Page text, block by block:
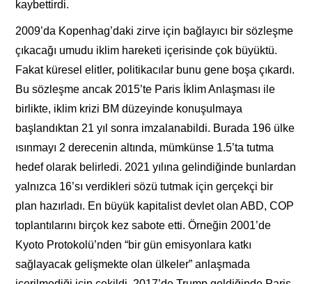
kaybettirdi.
2009’da Kopenhag’daki zirve için bağlayıcı bir sözleşme
çıkacağı umudu iklim hareketi içerisinde çok büyüktü.
Fakat küresel elitler, politikacılar bunu gene boşa çıkardı.
Bu sözleşme ancak 2015’te Paris İklim Anlaşması ile
birlikte, iklim krizi BM düzeyinde konuşulmaya
başlandıktan 21 yıl sonra imzalanabildi. Burada 196 ülke
ısınmayı 2 derecenin altında, mümkünse 1.5’ta tutma
hedef olarak belirledi. 2021 yılına gelindiğinde bunlardan
yalnızca 16’sı verdikleri sözü tutmak için gerçekçi bir
plan hazırladı. En büyük kapitalist devlet olan ABD, COP
toplantılarını birçok kez sabote etti. Örneğin 2001’de
Kyoto Protokolü’nden “bir gün emisyonlara katkı
sağlayacak gelişmekte olan ülkeler” anlaşmada